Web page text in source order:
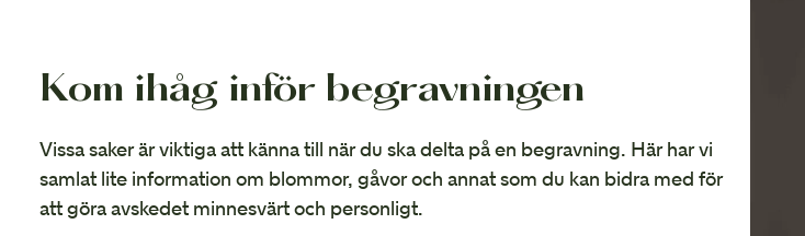
Kom ihåg inför begravningen
Vissa saker är viktiga att känna till när du ska delta på en begravning. Här har vi
samlat lite information om blommor, gåvor och annat som du kan bidra med för
att göra avskedet minnesvärt och personligt.